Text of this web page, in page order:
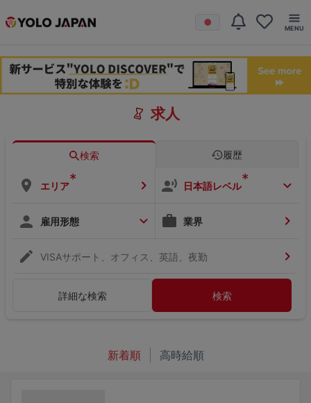
求人
検索 履歴
エリア* 日本語レベル*
雇用形態 業界
VISAサポート、オフィス、英語、夜勤
詳細な検索 検索
新着順 高時給順